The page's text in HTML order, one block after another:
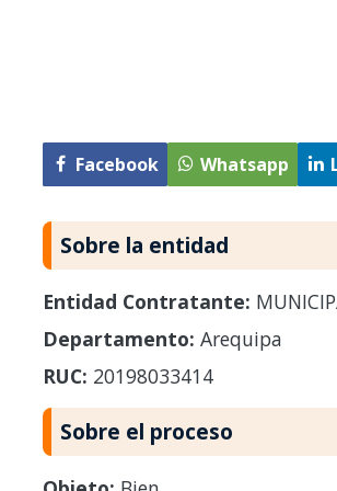
Facebook Whatsapp
Sobre la entidad
Entidad Contratante:
Departamento: Arequipa
RUC: 20198033414
Sobre el proceso